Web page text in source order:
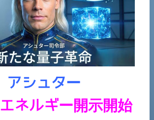
アシュター
ネルギー開示開始